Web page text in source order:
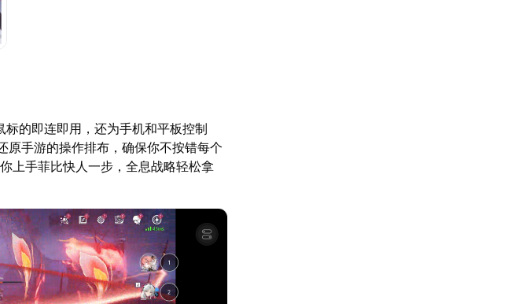
的即连即用，还为手机和平板控制
原手游的操作排布，确保你不按错每个
上手菲比快人一步，全息战略轻松拿